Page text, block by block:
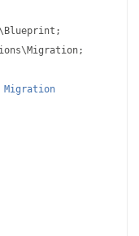
;
;
Migration